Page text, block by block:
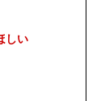
しい